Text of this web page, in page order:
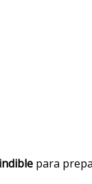
para